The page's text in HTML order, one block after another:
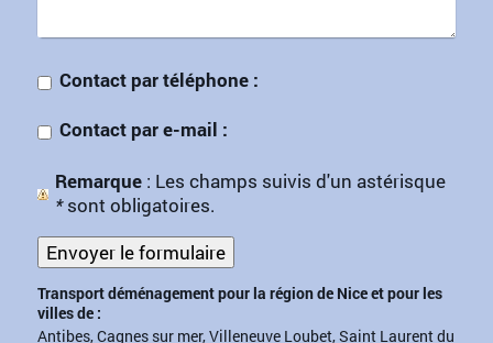
Contact par téléphone :
Contact par e-mail :
Remarque : Les champs suivis d'un astérisque
*sont obligatoires.
Transport déménagement pour la région de Nice et pour les
villes de :
Antibes, Cagnes sur mer, Villeneuve Loubet, Saint Laurent du